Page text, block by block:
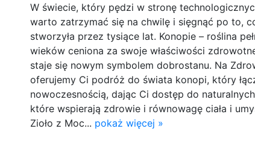
W świecie, który pędzi w stronę
warto zatrzymać się na chwilę i sięgnąć po to,
stworzyła przez tysiące lat. Konopie – roślina
wieków ceniona za swoje właściwości
staje się nowym symbolem dobrostanu. Na
oferujemy Ci podróż do świata konopi, który
nowoczesnością, dając Ci dostęp do
które wspierają zdrowie i równowagę ciała i
Zioło z Moc... pokaż więcej »